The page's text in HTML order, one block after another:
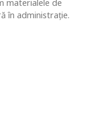
materialele de
în administrație.